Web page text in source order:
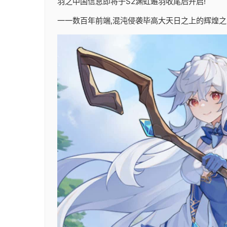
一一数百年前端,混沌侵袭毕高大天日之上的辉煌